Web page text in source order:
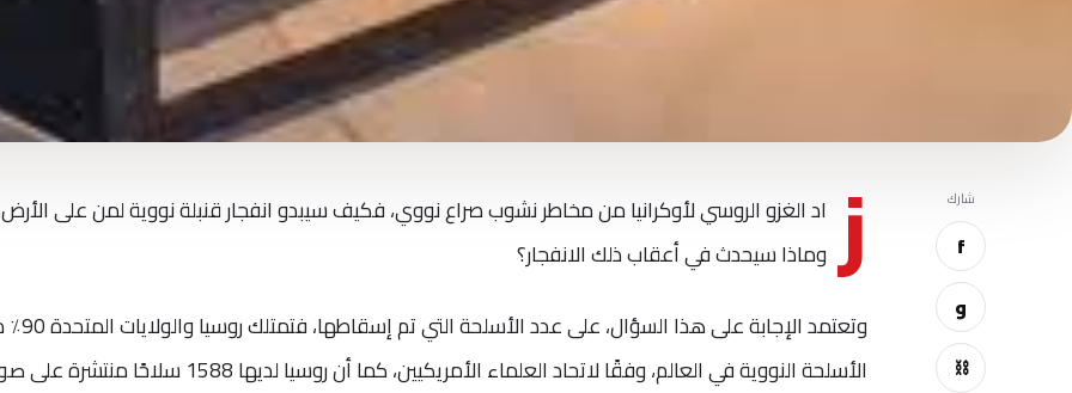
شارك
f
و
⛓
ز اد الغزو الروسي لأوكرانيا من مخاطر نشوب صراع نووي، فكيف سيبدو انفجار قنبلة نووية لمن على
وماذا سيحدث في أعقاب ذلك الانفجار؟
وتعتمد الإجابة على هذا
الأسلحة النووية في العالم، وفقًا لاتحاد العلماء الأمريكيين، كما أن روسيا لديها 1588